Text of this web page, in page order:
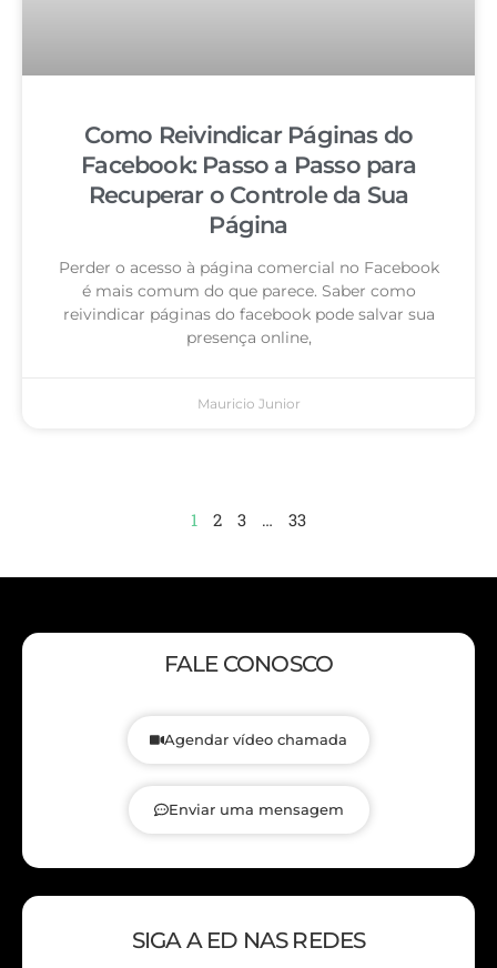
Como Reivindicar Páginas do
Facebook: Passo a Passo para
Recuperar o Controle da Sua
Página
Perder o acesso à página comercial no Facebook
é mais comum do que parece. Saber como
reivindicar páginas do facebook pode salvar sua
presença online,
Mauricio Junior
1 2 3 … 33
FALE CONOSCO
Agendar vídeo chamada
Enviar uma mensagem
SIGA A ED NAS REDES